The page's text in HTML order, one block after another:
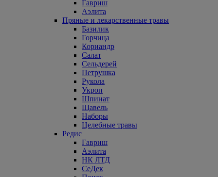
Гавриш
Аэлита
Пряные и лекарственные травы
Базилик
Горчица
Кориандр
Салат
Сельдерей
Петрушка
Рукола
Укроп
Шпинат
Щавель
Наборы
Целебные травы
Редис
Гавриш
Аэлита
НК ЛТД
СеДек